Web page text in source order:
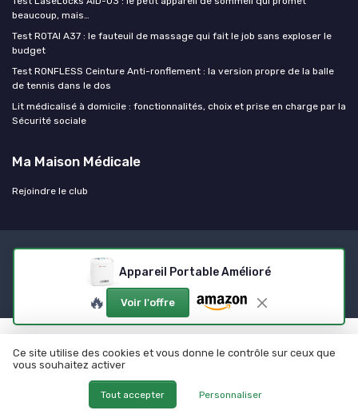
Appareil Portable Amélioré
🔥 Voir l'offre
beaucoup, mais…
Test ROTAI A37 : le fauteuil de massage qui fait le job sans exploser le
budget
Test RONFLESS Ceinture Anti-ronflement : la version propre de la balle
de tennis dans le dos
Lit médicalisé à domicile : fonctionnalités, choix et prise en charge par la
Sécurité sociale
Ma Maison Médicale
Rejoindre le club
Mentions légales
À propos Méthodologie
Rejoindre le club
© Ma Maison Médicale 2026
Matériel médical
Ce site utilise des cookies et vous donne le contrôle sur ceux que
vous souhaitez activer
Tout accepter Personnaliser